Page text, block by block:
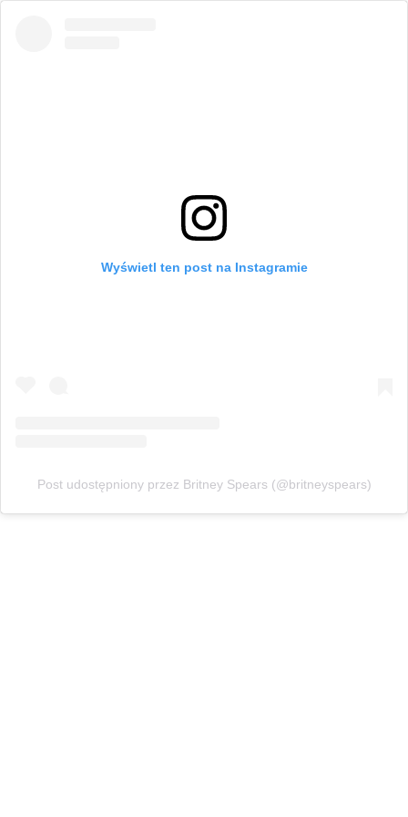
Wyświetl ten post na Instagramie
Post udostępniony przez Britney Spears (@britneyspears)